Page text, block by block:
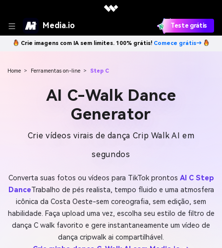
Media.io Teste grátis
Crie imagens com IA sem limites. 100% grátis! Comece grátis→
Home > Ferramentas on-line > Step C
AI C-Walk Dance
Generator
Crie vídeos virais de dança Crip Walk AI em
segundos
Converta suas fotos ou vídeos para TikTok prontos AI C Step
DanceTrabalho de pés realista, tempo fluido e uma atmosfera
icônica da Costa Oeste-sem coreografia, sem edição, sem
habilidade. Faça upload uma vez, escolha seu estilo de filtro de
dança C walk favorito e gere instantaneamente um vídeo de
dança cripwalk ai compartilhável.